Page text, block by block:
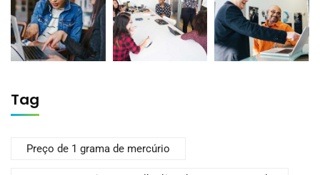
Tag
Preço de 1 grama de mercúrio